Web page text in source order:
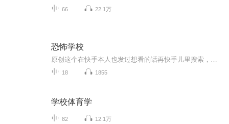
66 22.1万
恐怖学校
18 1855
学校体育学
82 12.1万